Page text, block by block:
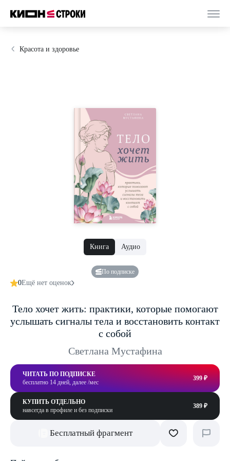
Красота и здоровье
Книга Аудио
По подписке
0Ещё нет оценок
Тело хочет жить: практики, которые помогают
услышать сигналы тела и восстановить контакт
с собой
Светлана Мустафина
ЧИТАТЬ ПО ПОДПИСКЕ
бесплатно 14 дней, далее /мес
399 ₽
КУПИТЬ ОТДЕЛЬНО
навсегда в профиле и без подписки
389 ₽
Бесплатный фрагмент